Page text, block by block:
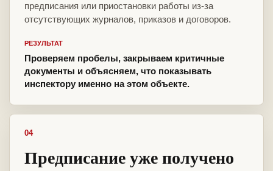
предписания или приостановки работы из-за
отсутствующих журналов, приказов и договоров.
РЕЗУЛЬТАТ
Проверяем пробелы, закрываем критичные
документы и объясняем, что показывать
инспектору именно на этом объекте.
04
Предписание уже получено